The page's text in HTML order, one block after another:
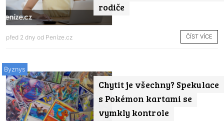
rodiče
před 2 dny od Peníze.cz ČÍST VÍCE
Chytit je všechny? Spekulace
s Pokémon kartami se
vymkly kontrole
Byznys